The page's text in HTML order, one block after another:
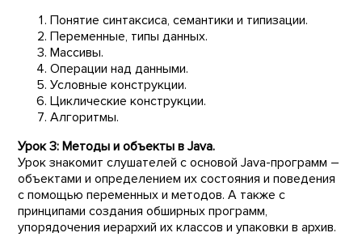
Понятие синтаксиса, семантики и типизации.
Переменные, типы данных.
Массивы.
Операции над данными.
Условные конструкции.
Циклические конструкции.
Алгоритмы.
Урок 3: Методы и объекты в Java.
Урок знакомит слушателей с основой Java-программ –
объектами и определением их состояния и поведения
с помощью переменных и методов. А также с
принципами создания обширных программ,
упорядочения иерархий их классов и упаковки в архив.